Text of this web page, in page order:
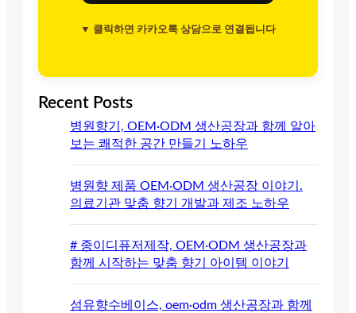
▼ 클릭하면 카카오톡 상담으로 연결됩니다
Recent Posts
병원향기, OEM·ODM 생산공장과 함께 알아
보는 쾌적한 공간 만들기 노하우
병원향 제품 OEM·ODM 생산공장 이야기.
의료기관 맞춤 향기 개발과 제조 노하우
# 종이디퓨저제작, OEM·ODM 생산공장과
함께 시작하는 맞춤 향기 아이템 이야기
섬유향수베이스, oem·odm 생산공장과 함께